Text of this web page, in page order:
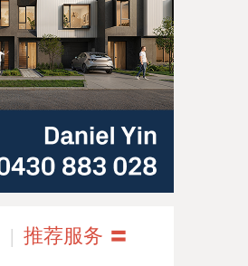
| 推荐服务 〓